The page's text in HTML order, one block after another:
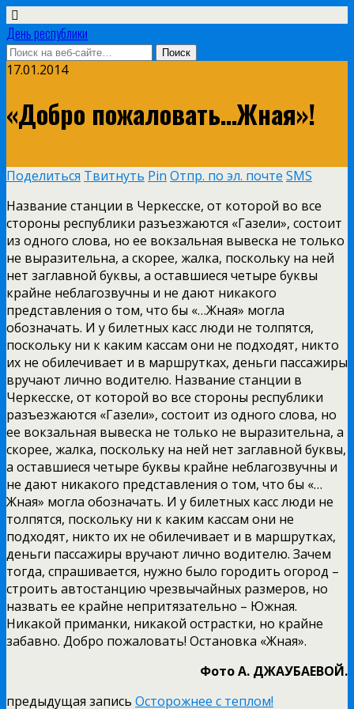
День республики
17.01.2014
«Добро пожаловать…Жная»!
Поделиться Твитнуть Pin Отпр. по эл. почте SMS
Название станции в Черкесске, от которой во все
стороны республики разъезжаются «Газели», состоит
из одного слова, но ее вокзальная вывеска не только
не выразительна, а скорее, жалка, поскольку на ней
нет заглавной буквы, а оставшиеся четыре буквы
крайне неблагозвучны и не дают никакого
представления о том, что бы «…Жная» могла
обозначать. И у билетных касс люди не толпятся,
поскольку ни к каким кассам они не подходят, никто
их не обилечивает и в маршрутках, деньги пассажиры
вручают лично водителю. Название станции в
Черкесске, от которой во все стороны республики
разъезжаются «Газели», состоит из одного слова, но
ее вокзальная вывеска не только не выразительна, а
скорее, жалка, поскольку на ней нет заглавной буквы,
а оставшиеся четыре буквы крайне неблагозвучны и
не дают никакого представления о том, что бы «…
Жная» могла обозначать. И у билетных касс люди не
толпятся, поскольку ни к каким кассам они не
подходят, никто их не обилечивает и в маршрутках,
деньги пассажиры вручают лично водителю. Зачем
тогда, спрашивается, нужно было городить огород –
строить автостанцию чрезвычайных размеров, но
назвать ее крайне непритязательно – Южная.
Никакой приманки, никакой острастки, но крайне
забавно. Добро пожаловать! Остановка «Жная».
Фото А. ДЖАУБАЕВОЙ.
предыдущая запись Осторожнее с теплом!